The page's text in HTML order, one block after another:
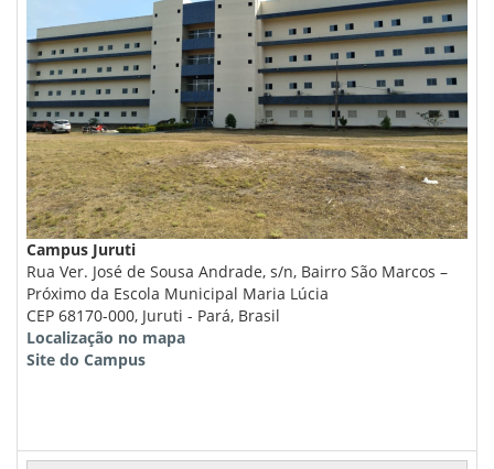
Campus Juruti
Rua Ver. José de Sousa Andrade, s/n, Bairro São Marcos –
Próximo da Escola Municipal Maria Lúcia
CEP 68170-000, Juruti - Pará, Brasil
Localização no mapa
Site do Campus